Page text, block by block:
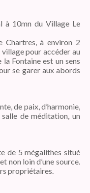
10mn du Village Le
Chartres, à environ 2
pour accéder au
Fontaine est un sens
se garer aux abords
de paix, d’harmonie,
de méditation, un
de 5 mégalithes situé
non loin d’une source.
propriétaires.